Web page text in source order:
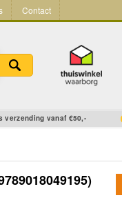
Contact
verzending vanaf €50,-